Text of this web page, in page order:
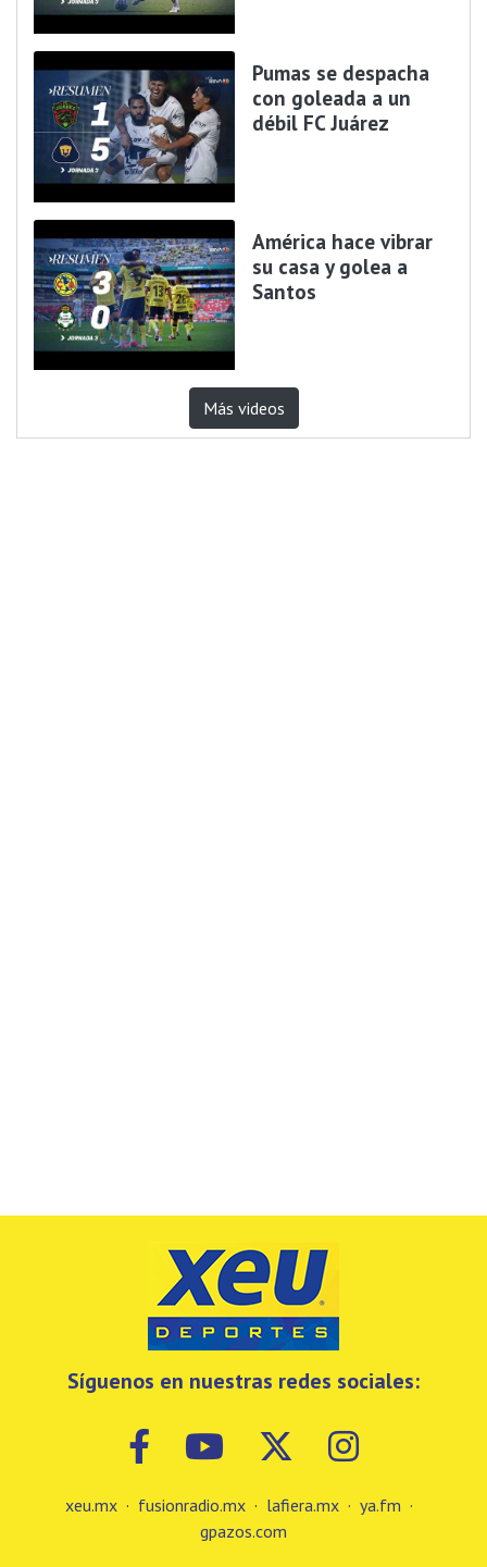
Pumas se despacha
con goleada a un
débil FC Juárez
América hace vibrar
su casa y golea a
Santos
Más videos
Síguenos en nuestras redes sociales:
xeu.mx · fusionradio.mx · lafiera.mx · ya.fm ·
gpazos.com